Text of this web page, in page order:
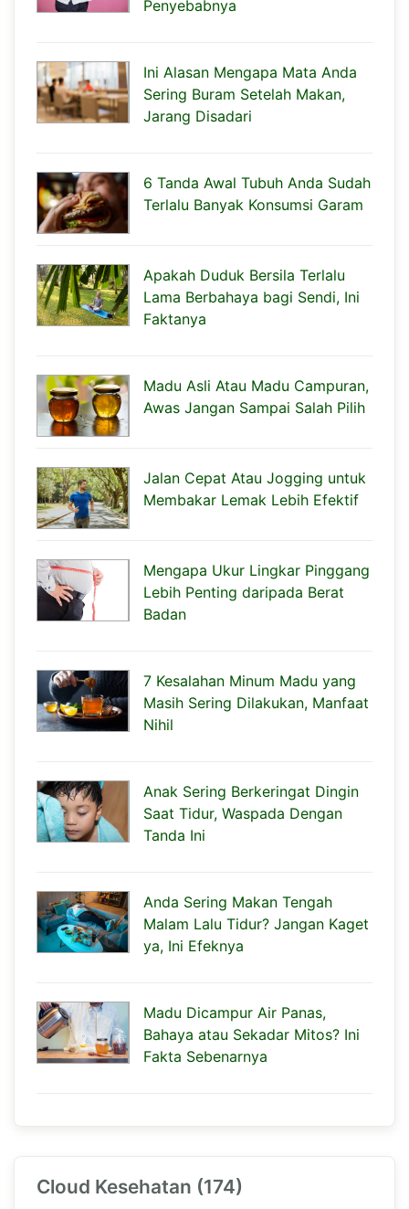
Penyebabnya
Ini Alasan Mengapa Mata Anda
Sering Buram Setelah Makan,
Jarang Disadari
6 Tanda Awal Tubuh Anda Sudah
Terlalu Banyak Konsumsi Garam
Apakah Duduk Bersila Terlalu
Lama Berbahaya bagi Sendi, Ini
Faktanya
Madu Asli Atau Madu Campuran,
Awas Jangan Sampai Salah Pilih
Jalan Cepat Atau Jogging untuk
Membakar Lemak Lebih Efektif
Mengapa Ukur Lingkar Pinggang
Lebih Penting daripada Berat
Badan
7 Kesalahan Minum Madu yang
Masih Sering Dilakukan, Manfaat
Nihil
Anak Sering Berkeringat Dingin
Saat Tidur, Waspada Dengan
Tanda Ini
Anda Sering Makan Tengah
Malam Lalu Tidur? Jangan Kaget
ya, Ini Efeknya
Madu Dicampur Air Panas,
Bahaya atau Sekadar Mitos? Ini
Fakta Sebenarnya
Cloud Kesehatan (174)